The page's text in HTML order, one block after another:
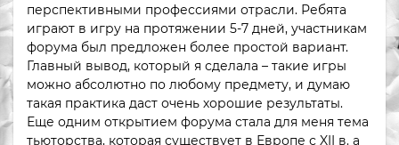
перспективными профессиями отрасли. Ребята
играют в игру на протяжении 5-7 дней, участникам
форума был предложен более простой вариант.
Главный вывод, который я сделала – такие игры
можно абсолютно по любому предмету, и думаю
такая практика даст очень хорошие результаты.
Еще одним открытием форума стала для меня тема
тьюторства, которая существует в Европе с XII в. а